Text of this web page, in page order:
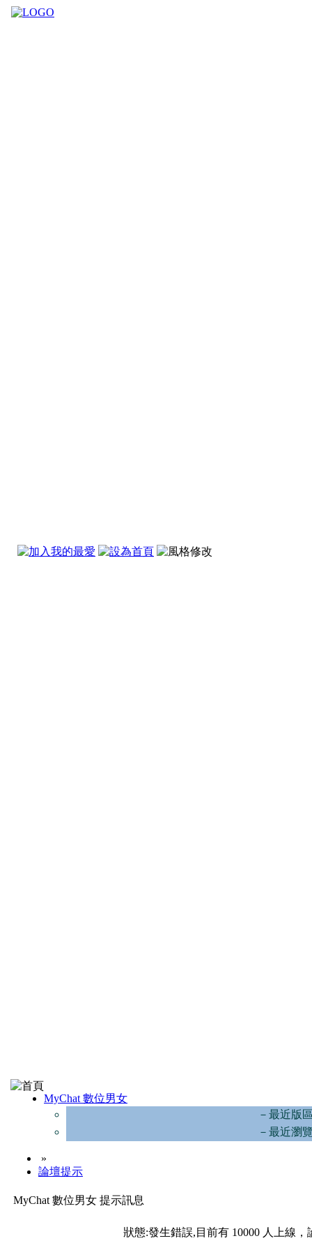
MyChat 數位男女
－最近版
－最近瀏
»
論壇提示
MyChat 數位男女 提示訊息
狀態:發生錯誤,目前有 10000 人上線